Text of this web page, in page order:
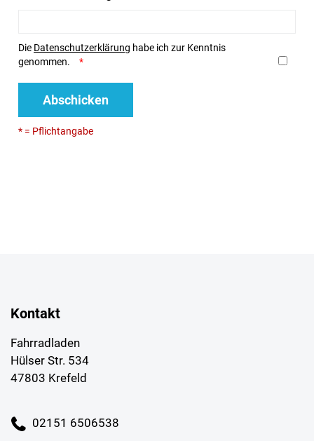
Die Datenschutzerklärung habe ich zur Kenntnis
genommen.
Abschicken
* = Pflichtangabe
Kontakt
Fahrradladen
Hülser Str. 534
47803 Krefeld
02151 6506538